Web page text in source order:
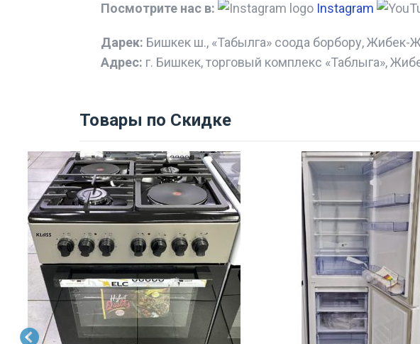
Посмотрите нас в:
Instagram
Дарек: Бишкек ш., «Табылга» соода борбору, Жибек-
Адрес: г. Бишкек, торговый комплекс «Таблыга»,
Товары по Скидке